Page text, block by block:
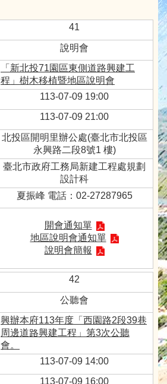
41
說明會
「新北投71園區東側道路興建工
程」樹木移植暨地區說明會
113-07-09 19:00
113-07-09 21:00
北投區開明里辦公處(臺北市北投區
永興路二段8號1 樓)
臺北市政府工務局新建工程處規劃
設計科
夏振峰 電話：02-27287965
開會通知單
地區說明會通知單
說明會簡報
42
公聽會
興辦本府113年度「西園路2段39巷
周邊道路興建工程」第3次公聽
會。
113-07-09 14:00
113-07-09 16:00